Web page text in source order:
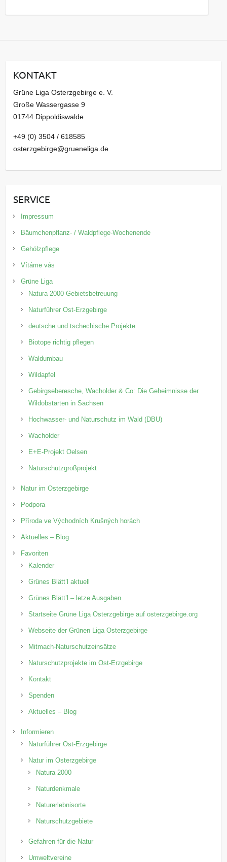
a
v
KONTAKT
Grüne Liga Osterzgebirge e. V.
Große Wassergasse 9
01744 Dippoldiswalde
+49 (0) 3504 / 618585
osterzgebirge@grueneliga.de
SERVICE
Impressum
Bäumchenpflanz- / Waldpflege-Wochenende
Gehölzpflege
Vítáme vás
Grüne Liga
Natura 2000 Gebietsbetreuung
Naturführer Ost-Erzgebirge
deutsche und tschechische Projekte
Biotope richtig pflegen
Waldumbau
Wildapfel
Gebirgseberesche, Wacholder & Co: Die Geheimnisse der
Wildobstarten in Sachsen
Hochwasser- und Naturschutz im Wald (DBU)
Wacholder
E+E-Projekt Oelsen
Naturschutzgroßprojekt
Natur im Osterzgebirge
Podpora
Příroda ve Východních Krušných horách
Aktuelles – Blog
Favoriten
Kalender
Grünes Blätt’l aktuell
Grünes Blätt’l – letze Ausgaben
Startseite Grüne Liga Osterzgebirge auf osterzgebirge.org
Webseite der Grünen Liga Osterzgebirge
Mitmach-Naturschutzeinsätze
Naturschutzprojekte im Ost-Erzgebirge
Kontakt
Spenden
Aktuelles – Blog
Informieren
Naturführer Ost-Erzgebirge
Natur im Osterzgebirge
Natura 2000
Naturdenkmale
Naturerlebnisorte
Naturschutzgebiete
Gefahren für die Natur
Umweltvereine